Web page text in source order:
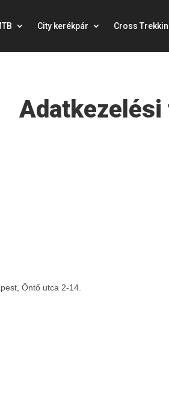
City kerékpár Cross
Öntő utca 2-14.